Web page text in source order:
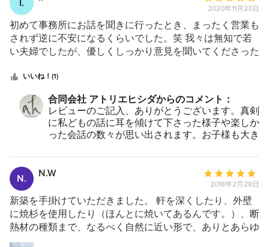
ういった方が集まっているのだなと思いました。 家が完
成したあとも何かあればすぐに親切に対応してくださるの
で、そういったところも安心できます。
5
設計士さんのプランに決めました。金額や仕様なども細か
く正しく提示して頂きスムーズに進めることができまし
た。施工する職人さん達は技術力が高く知識も豊富で丁寧
に施工してくださいました。設計から施行まで安心して家
作りが出来ました。住んでみると、シンプルで気持ちの良
い空間の中に細かなこだわりに気付きます。余分な所も不
I.
均
評
価：
5
星
5
2020年11月23日
初めて事務所にお話を聞きに行ったとき、まったく営業も
されず逆に不安になるくらいでした。笑 我々は無知で若
い夫婦でしたが、優しくしっかり意見を聞いてくださった
営されているので、女性の意見も聞くことができ、家事動
線など考えられていてとても住みやすい家になりました。
いいね！(1)
合同会社 アトリエヒシダからのコメント：
レビューのご記入、ありがとうございます。真剣
に私どもの話に耳を傾けて下さった様子や楽しか
った会話の数々が思い出されます。お子様も大き
致しております。ご相談事や、ちょっと聞いてみ
たいことなどお気軽にご連絡ください。
N. N.W
平
均
評
価：
5
2018年2月28日
新築を手掛けていただきました。 軒を深くしたり、外壁
に焼杉を使用したり（ほんとに焼いてあるんです。）、断
熱材の種類まで、なるべく自然に近い形で、ありとあらゆ
る事に関してｱﾄﾞﾊﾞｲｽしていただけました。 非常に気持ち